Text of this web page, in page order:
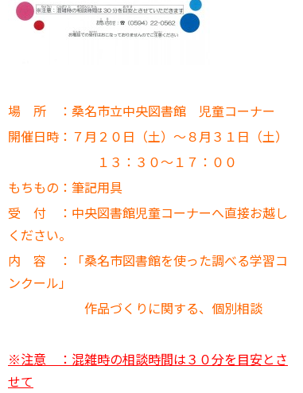
場 所 ：桑名市立中央図書館 児童コーナー
開催日時：７月２０日（土）～８月３１日（土）
１３：３０～１７：００
もちもの：筆記用具
受 付 ：中央図書館児童コーナーへ直接お越し
ください。
内 容 ：「桑名市図書館を使った調べる学習コ
ンクール」
作品づくりに関する、個別相談
※注意 ：混雑時の相談時間は３０分を目安とさ
せて